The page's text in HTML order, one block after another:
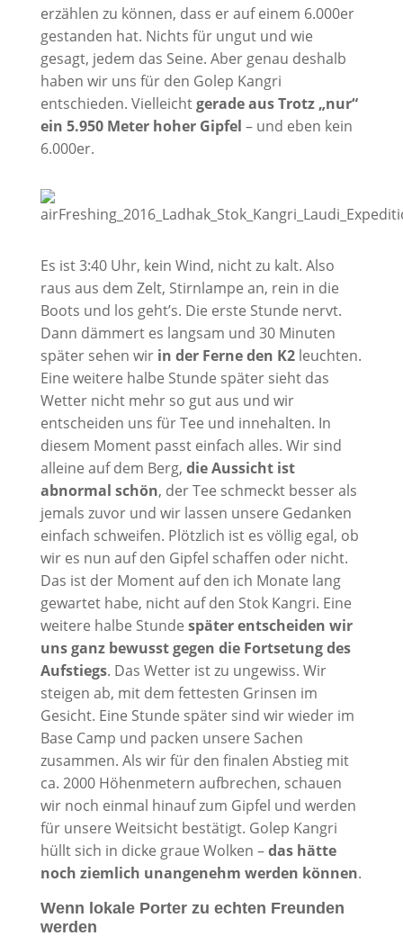
erzählen zu können, dass er auf einem 6.000er
gestanden hat. Nichts für ungut und wie
gesagt, jedem das Seine. Aber genau deshalb
haben wir uns für den Golep Kangri
entschieden. Vielleichtgerade aus Trotz „nur“
ein 5.950 Meter hoher Gipfel – und eben kein
6.000er.
Es ist 3:40 Uhr, kein Wind, nicht zu kalt. Also
raus aus dem Zelt, Stirnlampe an, rein in die
Boots und los geht’s. Die erste Stunde nervt.
Dann dämmert es langsam und 30 Minuten
später sehen wir in der Ferne den K2leuchten.
Eine weitere halbe Stunde später sieht das
Wetter nicht mehr so gut aus und wir
entscheiden uns für Tee und innehalten. In
diesem Moment passt einfach alles. Wir sind
alleine auf dem Berg, die Aussicht ist
abnormal schön, der Tee schmeckt besser als
jemals zuvor und wir lassen unsere Gedanken
einfach schweifen. Plötzlich ist es völlig egal, ob
wir es nun auf den Gipfel schaffen oder nicht.
Das ist der Moment auf den ich Monate lang
gewartet habe, nicht auf den Stok Kangri. Eine
weitere halbe Stunde später entscheiden wir
uns ganz bewusst gegen die Fortsetung des
Aufstiegs. Das Wetter ist zu ungewiss. Wir
steigen ab, mit dem fettesten Grinsen im
Gesicht. Eine Stunde später sind wir wieder im
Base Camp und packen unsere Sachen
zusammen. Als wir für den finalen Abstieg mit
ca. 2000 Höhenmetern aufbrechen, schauen
wir noch einmal hinauf zum Gipfel und werden
für unsere Weitsicht bestätigt. Golep Kangri
hüllt sich in dicke graue Wolken –das hätte
noch ziemlich unangenehm werden können.
Wenn lokale Porter zu echten Freunden
werden